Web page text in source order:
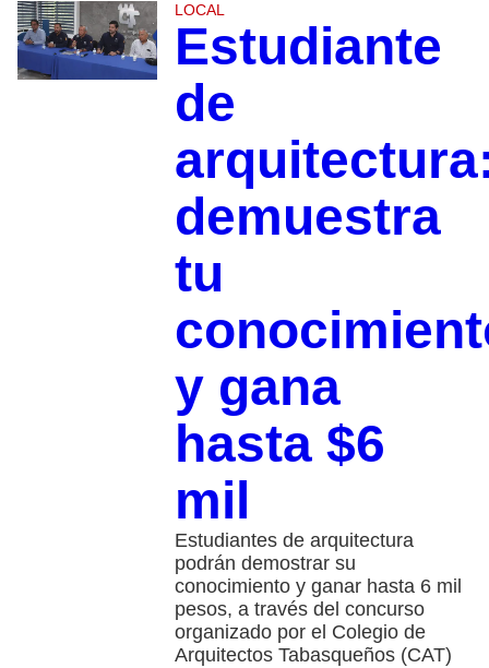
LOCAL
Estudiante
de
demuestra
tu
y gana
hasta $6
mil
Estudiantes de arquitectura
podrán demostrar su
conocimiento y ganar hasta 6 mil
pesos, a través del concurso
organizado por el Colegio de
Arquitectos Tabasqueños (CAT)